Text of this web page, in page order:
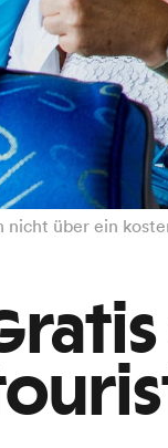
nicht über ein